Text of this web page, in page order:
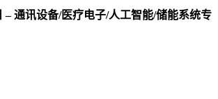
– 通讯设备/医疗电子/人工智能/储能系统专